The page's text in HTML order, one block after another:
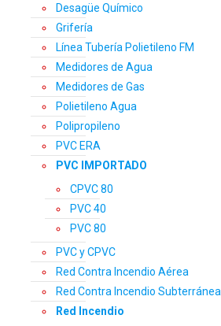
Desagüe Químico
Grifería
Línea Tubería Polietileno FM
Medidores de Agua
Medidores de Gas
Polietileno Agua
Polipropileno
PVC ERA
PVC IMPORTADO
CPVC 80
PVC 40
PVC 80
PVC y CPVC
Red Contra Incendio Aérea
Red Contra Incendio Subterránea
Red Incendio